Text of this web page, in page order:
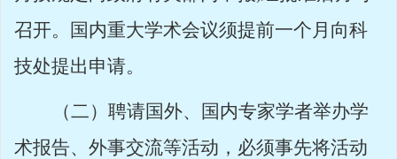
召开。国内重大学术会议须提前一个月向科
技处提出申请。
（二）聘请国外、国内专家学者举办学
术报告、外事交流等活动，必须事先将活动